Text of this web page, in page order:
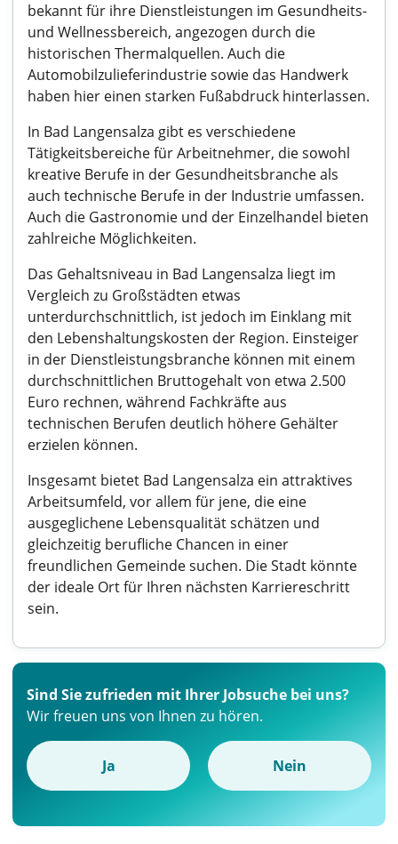
bekannt für ihre Dienstleistungen im Gesundheits-
und Wellnessbereich, angezogen durch die
historischen Thermalquellen. Auch die
Automobilzulieferindustrie sowie das Handwerk
haben hier einen starken Fußabdruck hinterlassen.
In Bad Langensalza gibt es verschiedene
Tätigkeitsbereiche für Arbeitnehmer, die sowohl
kreative Berufe in der Gesundheitsbranche als
auch technische Berufe in der Industrie umfassen.
Auch die Gastronomie und der Einzelhandel bieten
zahlreiche Möglichkeiten.
Das Gehaltsniveau in Bad Langensalza liegt im
Vergleich zu Großstädten etwas
unterdurchschnittlich, ist jedoch im Einklang mit
den Lebenshaltungskosten der Region. Einsteiger
in der Dienstleistungsbranche können mit einem
durchschnittlichen Bruttogehalt von etwa 2.500
Euro rechnen, während Fachkräfte aus
technischen Berufen deutlich höhere Gehälter
erzielen können.
Insgesamt bietet Bad Langensalza ein attraktives
Arbeitsumfeld, vor allem für jene, die eine
ausgeglichene Lebensqualität schätzen und
gleichzeitig berufliche Chancen in einer
freundlichen Gemeinde suchen. Die Stadt könnte
der ideale Ort für Ihren nächsten Karriereschritt
sein.
Sind Sie zufrieden mit Ihrer Jobsuche bei uns?
Wir freuen uns von Ihnen zu hören.
Ja Nein